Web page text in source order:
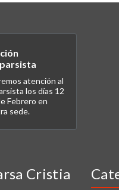
atención al
los días 12
Febrero en
sede.
Cristia